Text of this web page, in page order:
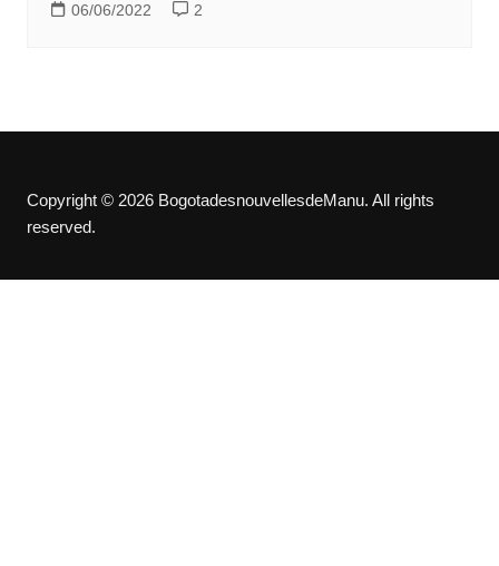
06/06/2022 2
Copyright © 2026 BogotadesnouvellesdeManu. All rights
reserved.